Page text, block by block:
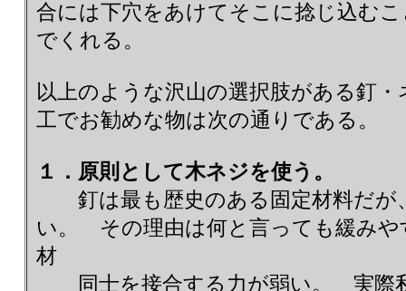
合には下穴をあけてそこに捻じ込む
でくれる。
以上のような沢山の選択肢がある釘
工でお勧めな物は次の通りである。
１．原則として木ネジを使う。
釘は最も歴史のある固定材料だが
い。 その理由は何と言っても緩みや
材
同士を接合する力が弱い。 実際